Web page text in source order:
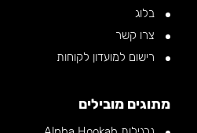
בלוג
צרו קשר
רישום למועדון לקוחות
מתוגים מובילים